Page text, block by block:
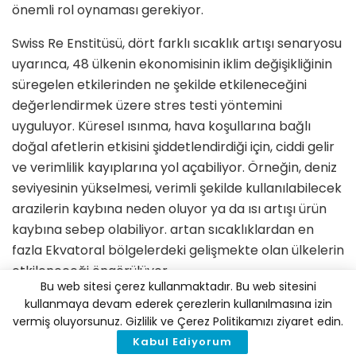
önemli rol oynaması gerekiyor.
Swiss Re Enstitüsü, dört farklı sıcaklık artışı senaryosu
uyarınca, 48 ülkenin ekonomisinin iklim değişikliğinin
süregelen etkilerinden ne şekilde etkileneceğini
değerlendirmek üzere stres testi yöntemini
uyguluyor. Küresel ısınma, hava koşullarına bağlı
doğal afetlerin etkisini şiddetlendirdiği için, ciddi gelir
ve verimlilik kayıplarına yol açabiliyor. Örneğin, deniz
seviyesinin yükselmesi, verimli şekilde kullanılabilecek
arazilerin kaybına neden oluyor ya da ısı artışı ürün
kaybına sebep olabiliyor. artan sıcaklıklardan en
fazla Ekvatoral bölgelerdeki gelişmekte olan ülkelerin
etkileneceği öngörülüyor.
Dünyanın En Büyük Ekonomilerinin GSYİH’si 30 Yıl
İçerisinde %10’luk Kayıp Yaşayabilir
Bu web sitesi çerez kullanmaktadır. Bu web sitesini
kullanmaya devam ederek çerezlerin kullanılmasına izin
vermiş oluyorsunuz. Gizlilik ve Çerez Politikamızı ziyaret edin.
Kabul Ediyorum